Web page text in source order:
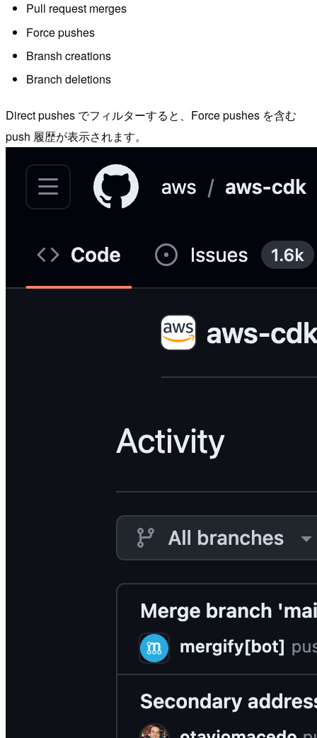
Pull request merges
Force pushes
Bransh creations
Branch deletions
Direct pushes でフィルターすると、Force pushes を含む
push 履歴が表示されます。